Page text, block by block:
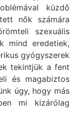
küzdő
nők számára
szexuális
mind eredetiek,
gyógyszerek
tekintjük a fent
és magabiztos
úgy, hogy más
mi kizárólag